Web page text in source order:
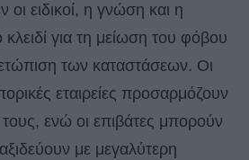
ειδικοί, η γνώση και η
κλειδί για τη μείωση του φόβου
των καταστάσεων. Οι
εταιρείες προσαρμόζουν
τους, ενώ οι επιβάτες μπορούν
με μεγαλύτερη